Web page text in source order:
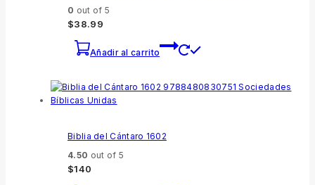
0 out of 5
$38.99
Añadir al carrito
Biblia del Cántaro 1602
4.50 out of 5
$140